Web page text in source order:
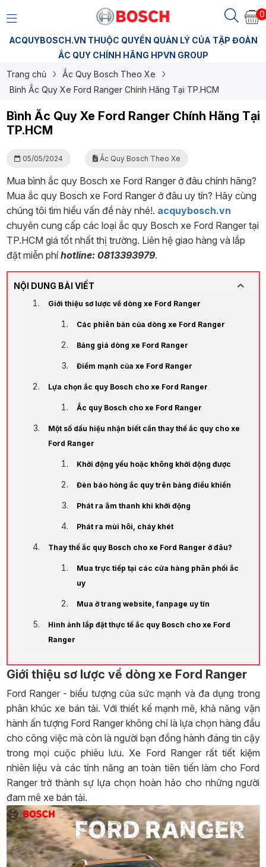
0
ACQUYBOSCH.VN THUỘC QUYỀN QUẢN LÝ CỦA TẬP ĐOÀN
ẮC QUY CHÍNH HÃNG HPVN GROUP
Trang chủ
Ắc Quy Bosch Theo Xe
Bình Ắc Quy Xe Ford Ranger Chính Hãng Tại TP.HCM
Bình Ắc Quy Xe Ford Ranger Chính Hãng Tại
TP.HCM
05/05/2024 Ắc Quy Bosch Theo Xe
Mua bình ắc quy Bosch xe Ford Ranger ở đâu chính hãng?
Mua ắc quy Bosch xe Ford Ranger ở đâu uy tín? Hãy cùng
chúng tôi tìm hiểu vấn đề này nhé!. acquybosch.vn
chuyên cung cấp các loại ắc quy Bosch xe Ford Ranger tại
TP.HCM giá tốt nhất thị trường. Liên hệ giao hàng và lắp
đặt miễn phíhotline: 0813393979.
NỘI DUNG BÀI VIẾT
Giới thiệu sơ lược về dòng xe Ford Ranger
Các phiên bản của dòng xe Ford Ranger
Bảng giá dòng xe Ford Ranger
Điểm mạnh của xe Ford Ranger
Lựa chọn ắc quy Bosch cho xe Ford Ranger
Ắc quy Bosch cho xe Ford Ranger
Một số dấu hiệu nhận biết cần thay thế ắc quy cho xe
Ford Ranger
Khởi động yếu hoặc không khởi động được
Đèn báo hỏng ắc quy trên bảng điều khiển
Phát ra âm thanh khi khởi động
Phát ra mùi hôi, cháy khét
Thay thế ắc quy Bosch cho xe Ford Ranger ở đâu?
Mua trực tiếp tại các cửa hàng phân phối ắc
uy
Mua ở trang website, fanpage uy tín
Hình ảnh lắp đặt thực tế ắc quy Bosch cho xe Ford
Ranger
Giới thiệu sơ lược về dòng xe Ford Ranger
Ford Ranger - biểu tượng của sức mạnh và đa dụng trong
phân khúc xe bán tải. Với thiết kế mạnh mẽ, khả năng vận
hành ấn tượng Ford Ranger không chỉ là lựa chọn hàng đầu
cho công việc mà còn là người bạn đồng hành đáng tin cậy
trong mọi cuộc phiêu lưu. Xe Ford Ranger rất tiết kiệm
nhiên liệu và các tính năng an toàn tiên tiến làm cho Ford
Ranger trở thành sự lựa chọn hoàn hảo cho những người
đam mê xe bán tải.